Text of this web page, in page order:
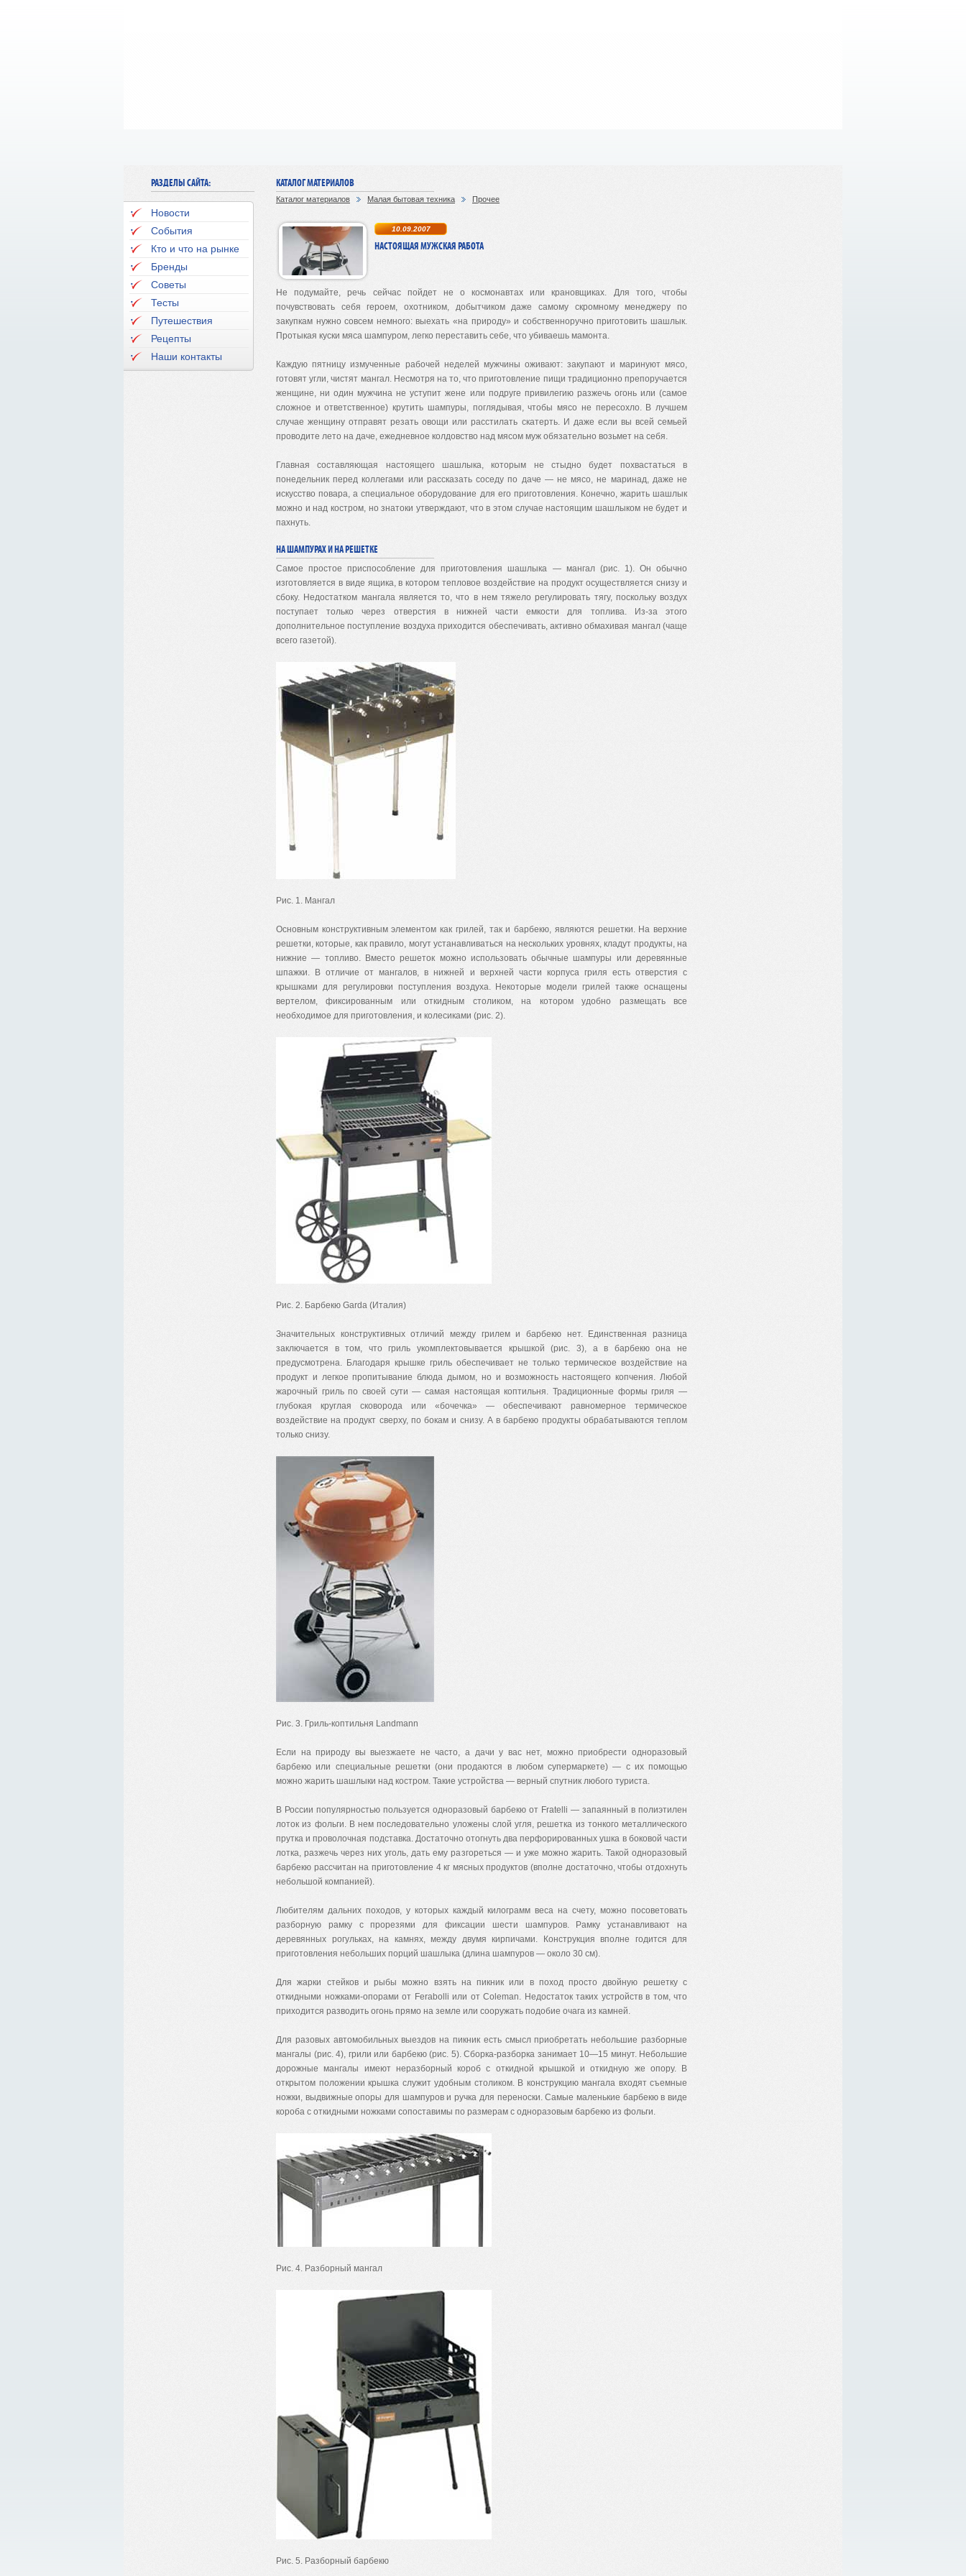
РАЗДЕЛЫ САЙТА:
Новости
События
Кто и что на рынке
Бренды
Советы
Тесты
Путешествия
Рецепты
Наши контакты
КАТАЛОГ МАТЕРИАЛОВ
Каталог материалов Малая бытовая техника Прочее
10.09.2007
НАСТОЯЩАЯ МУЖСКАЯ РАБОТА
Не подумайте, речь сейчас пойдет не о космонавтах или крановщиках. Для того, чтобы
почувствовать себя героем, охотником, добытчиком даже самому скромному менеджеру по
закупкам нужно совсем немного: выехать «на природу» и собственноручно приготовить шашлык.
Протыкая куски мяса шампуром, легко переставить себе, что убиваешь мамонта.
Каждую пятницу измученные рабочей неделей мужчины оживают: закупают и маринуют мясо,
готовят угли, чистят мангал. Несмотря на то, что приготовление пищи традиционно препоручается
женщине, ни один мужчина не уступит жене или подруге привилегию разжечь огонь или (самое
сложное и ответственное) крутить шампуры, поглядывая, чтобы мясо не пересохло. В лучшем
случае женщину отправят резать овощи или расстилать скатерть. И даже если вы всей семьей
проводите лето на даче, ежедневное колдовство над мясом муж обязательно возьмет на себя.
Главная составляющая настоящего шашлыка, которым не стыдно будет похвастаться в
понедельник перед коллегами или рассказать соседу по даче — не мясо, не маринад, даже не
искусство повара, а специальное оборудование для его приготовления. Конечно, жарить шашлык
можно и над костром, но знатоки утверждают, что в этом случае настоящим шашлыком не будет и
пахнуть.
НА ШАМПУРАХ И НА РЕШЕТКЕ
Самое простое приспособление для приготовления шашлыка — мангал (рис. 1). Он обычно
изготовляется в виде ящика, в котором тепловое воздействие на продукт осуществляется снизу и
сбоку. Недостатком мангала является то, что в нем тяжело регулировать тягу, поскольку воздух
поступает только через отверстия в нижней части емкости для топлива. Из-за этого
дополнительное поступление воздуха приходится обеспечивать, активно обмахивая мангал (чаще
всего газетой).
Рис. 1. Мангал
Основным конструктивным элементом как грилей, так и барбекю, являются решетки. На верхние
решетки, которые, как правило, могут устанавливаться на нескольких уровнях, кладут продукты, на
нижние — топливо. Вместо решеток можно использовать обычные шампуры или деревянные
шпажки. В отличие от мангалов, в нижней и верхней части корпуса гриля есть отверстия с
крышками для регулировки поступления воздуха. Некоторые модели грилей также оснащены
вертелом, фиксированным или откидным столиком, на котором удобно размещать все
необходимое для приготовления, и колесиками (рис. 2).
Рис. 2. Барбекю Garda (Италия)
Значительных конструктивных отличий между грилем и барбекю нет. Единственная разница
заключается в том, что гриль укомплектовывается крышкой (рис. 3), а в барбекю она не
предусмотрена. Благодаря крышке гриль обеспечивает не только термическое воздействие на
продукт и легкое пропитывание блюда дымом, но и возможность настоящего копчения. Любой
жарочный гриль по своей сути — самая настоящая коптильня. Традиционные формы гриля —
глубокая круглая сковорода или «бочечка» — обеспечивают равномерное термическое
воздействие на продукт сверху, по бокам и снизу. А в барбекю продукты обрабатываются теплом
только снизу.
Рис. 3. Гриль-коптильня Landmann
Если на природу вы выезжаете не часто, а дачи у вас нет, можно приобрести одноразовый
барбекю или специальные решетки (они продаются в любом супермаркете) — с их помощью
можно жарить шашлыки над костром. Такие устройства — верный спутник любого туриста.
В России популярностью пользуется одноразовый барбекю от Fratelli — запаянный в полиэтилен
лоток из фольги. В нем последовательно уложены слой угля, решетка из тонкого металлического
прутка и проволочная подставка. Достаточно отогнуть два перфорированных ушка в боковой части
лотка, разжечь через них уголь, дать ему разгореться — и уже можно жарить. Такой одноразовый
барбекю рассчитан на приготовление 4 кг мясных продуктов (вполне достаточно, чтобы отдохнуть
небольшой компанией).
Любителям дальних походов, у которых каждый килограмм веса на счету, можно посоветовать
разборную рамку с прорезями для фиксации шести шампуров. Рамку устанавливают на
деревянных рогульках, на камнях, между двумя кирпичами. Конструкция вполне годится для
приготовления небольших порций шашлыка (длина шампуров — около 30 см).
Для жарки стейков и рыбы можно взять на пикник или в поход просто двойную решетку с
откидными ножками-опорами от Ferabolli или от Coleman. Недостаток таких устройств в том, что
приходится разводить огонь прямо на земле или сооружать подобие очага из камней.
Для разовых автомобильных выездов на пикник есть смысл приобретать небольшие разборные
мангалы (рис. 4), грили или барбекю (рис. 5). Сборка-разборка занимает 10—15 минут. Небольшие
дорожные мангалы имеют неразборный короб с откидной крышкой и откидную же опору. В
открытом положении крышка служит удобным столиком. В конструкцию мангала входят съемные
ножки, выдвижные опоры для шампуров и ручка для переноски. Самые маленькие барбекю в виде
короба с откидными ножками сопоставимы по размерам с одноразовым барбекю из фольги.
Рис. 4. Разборный мангал
Рис. 5. Разборный барбекю